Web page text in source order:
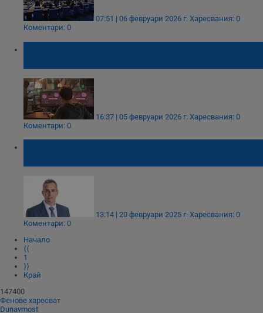
07:51 | 06 февруари 2026 г. Харесвания: 0
Коментари: 0
16:37 | 05 февруари 2026 г. Харесвания: 0
Коментари: 0
13:14 | 20 февруари 2025 г. Харесвания: 0
Коментари: 0
Начало
⟨⟨
1
⟩⟩
Край
147400
Фенове харесват
Dunavmost